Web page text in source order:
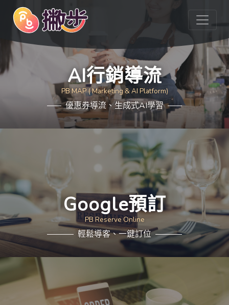
AI行銷導流
PB MAP ( Marketing & AI Platform)
優惠券導流、生成式AI學習
Google預訂
PB Reserve Online
輕鬆導客、一鍵訂位